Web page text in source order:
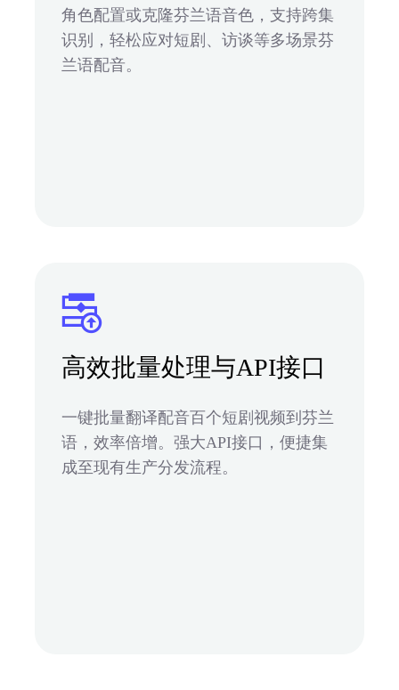
角色配置或克隆芬兰语音色，支持跨集
识别，轻松应对短剧、访谈等多场景芬
兰语配音。
高效批量处理与API接口
一键批量翻译配音百个短剧视频到芬兰
语，效率倍增。强大API接口，便捷集
成至现有生产分发流程。